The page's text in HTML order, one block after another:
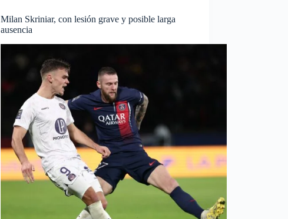
Milan Skriniar, con lesión grave y posible larga
ausencia